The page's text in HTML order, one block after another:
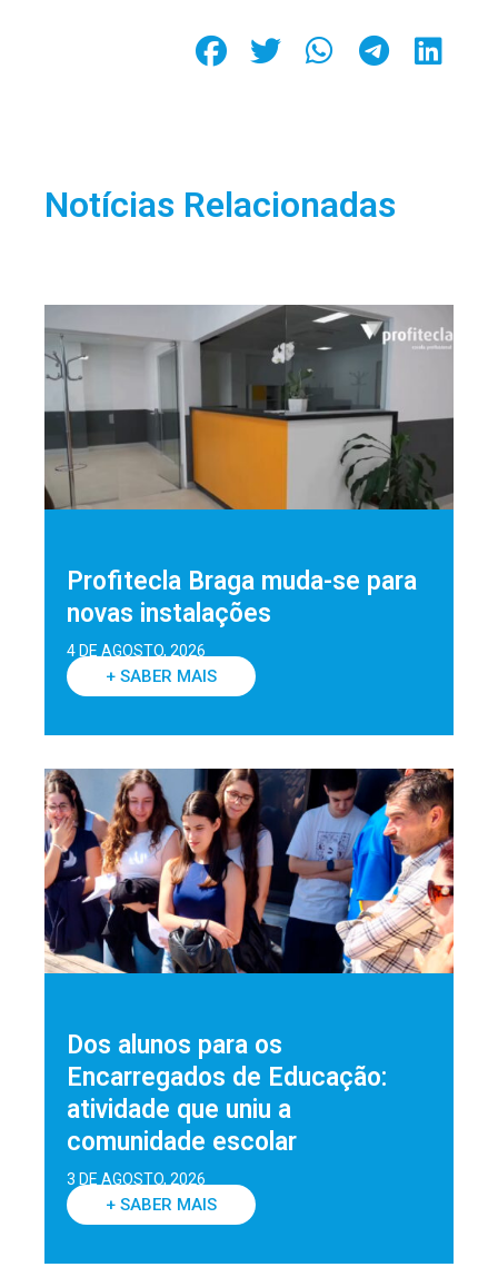
Notícias Relacionadas
Profitecla Braga muda-se para
novas instalações
4 DE AGOSTO, 2026
+ SABER MAIS
Dos alunos para os
Encarregados de Educação:
atividade que uniu a
comunidade escolar
3 DE AGOSTO, 2026
+ SABER MAIS